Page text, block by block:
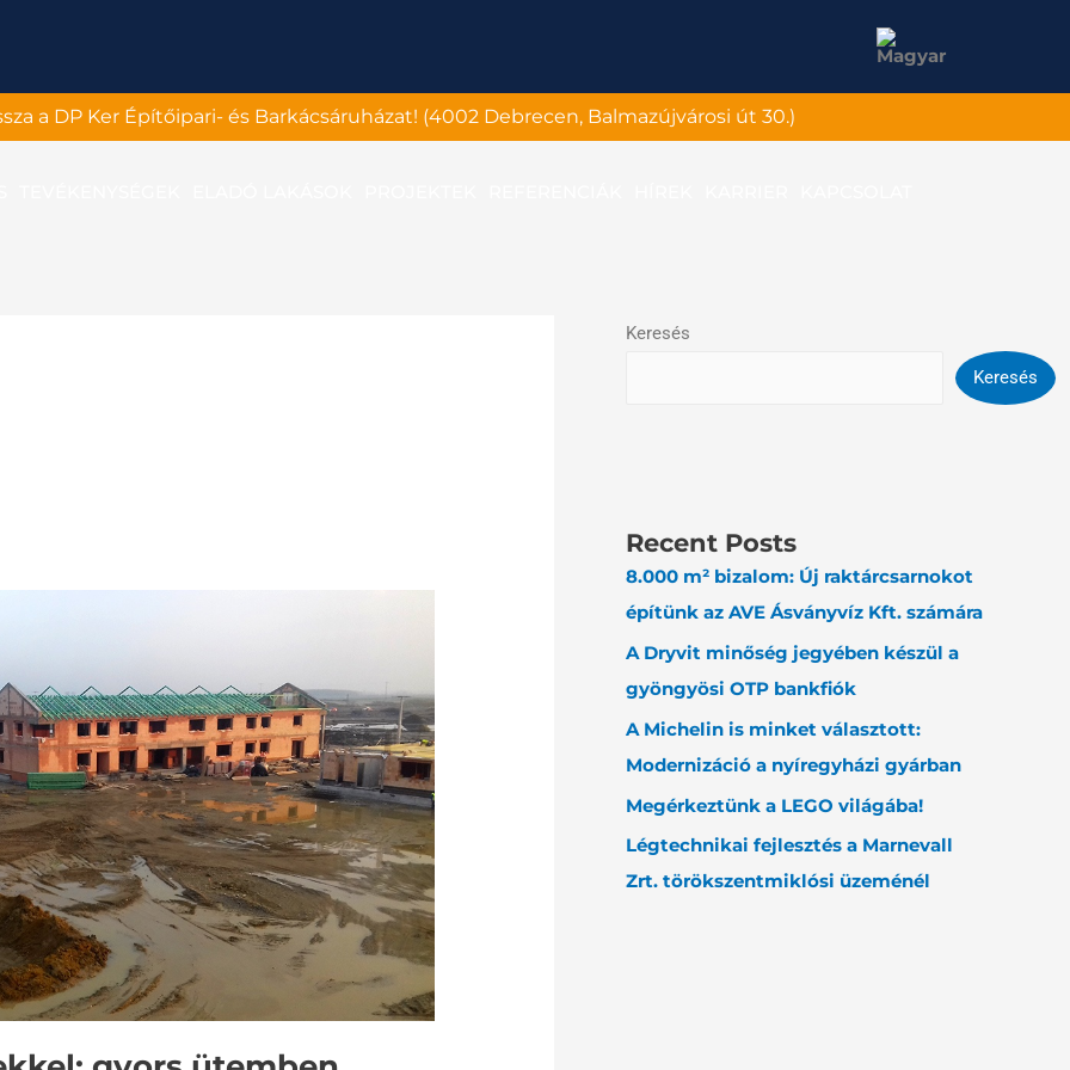
a DP Ker Építőipari- és Barkácsáruházat! (4002 Debrecen, Balmazújvárosi út 30.)
Keresés
Keresés
Recent Posts
8.000 m² bizalom: Új raktárcsarnokot
építünk az AVE Ásványvíz Kft. számára
A Dryvit minőség jegyében készül a
gyöngyösi OTP bankfiók
A Michelin is minket választott:
Modernizáció a nyíregyházi gyárban
Megérkeztünk a LEGO világába!
Légtechnikai fejlesztés a Marnevall
Zrt. törökszentmiklósi üzeménél